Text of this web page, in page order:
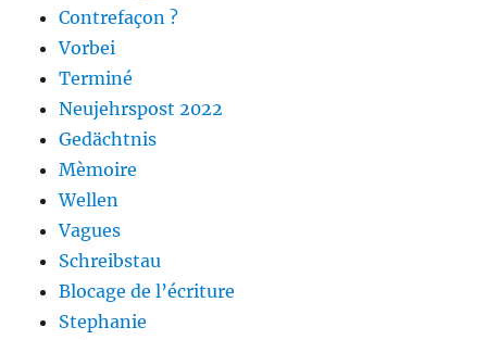
Contrefaçon ?
Vorbei
Terminé
Neujehrspost 2022
Gedächtnis
Mèmoire
Wellen
Vagues
Schreibstau
Blocage de l’écriture
Stephanie